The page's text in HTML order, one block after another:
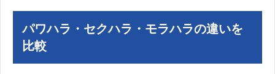
パワハラ・セクハラ・モラハラの違いを
比較